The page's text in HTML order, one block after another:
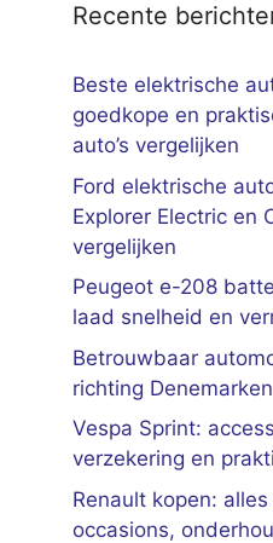
Recente
Beste elektrische
goedkope en
auto’s vergelijken
Ford elektrische
Explorer Electric en
vergelijken
Peugeot e-208
laad snelheid en
Betrouwbaar
richting Denemarken
Vespa Sprint:
verzekering en
Renault kopen:
occasions,